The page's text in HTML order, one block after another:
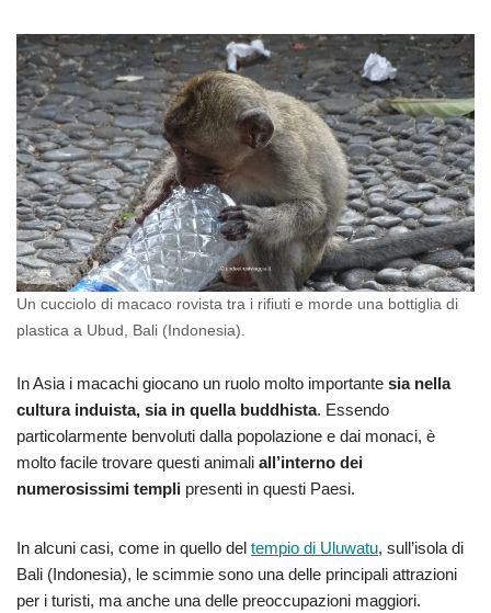
Un cucciolo di macaco rovista tra i rifiuti e morde una bottiglia di
plastica a Ubud, Bali (Indonesia).
In Asia i macachi giocano un ruolo molto importante sia nella
cultura induista, sia in quella buddhista. Essendo
particolarmente benvoluti dalla popolazione e dai monaci, è
molto facile trovare questi animali all’interno dei
numerosissimi templi presenti in questi Paesi.
In alcuni casi, come in quello del tempio di Uluwatu, sull’isola di
Bali (Indonesia), le scimmie sono una delle principali attrazioni
per i turisti, ma anche una delle preoccupazioni maggiori.